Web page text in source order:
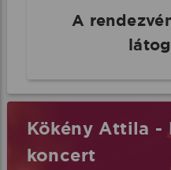
A
Kökény Attila -
koncert